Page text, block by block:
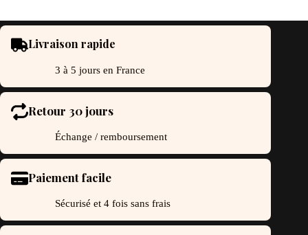
du
Livraison rapide
3 à 5 jours en France
Retour 30 jours
Échange / remboursement
Paiement facile
Sécurisé et 4 fois sans frais